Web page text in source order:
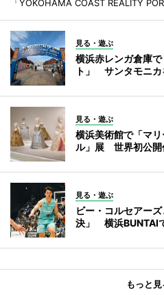
「YOKOHAMA COAST REALITY
見る・遊ぶ
横浜赤レンガ倉庫
ト」 サンタモニ
見る・遊ぶ
横浜美術館で「マ
ル」展 世界初公開
見る・遊ぶ
ビー・コルセアー
決」 横浜BUNTAI
もっと見